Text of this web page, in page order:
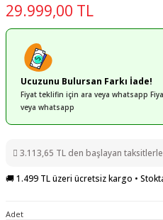
29.999,00 TL
Ucuzunu Bulursan Farkı İade!
Fiyat teklifin için ara veya whatsapp
veya whatsapp
3.113,65 TL den başlayan
🚚 1.499 TL üzeri ücretsiz kargo •
Adet